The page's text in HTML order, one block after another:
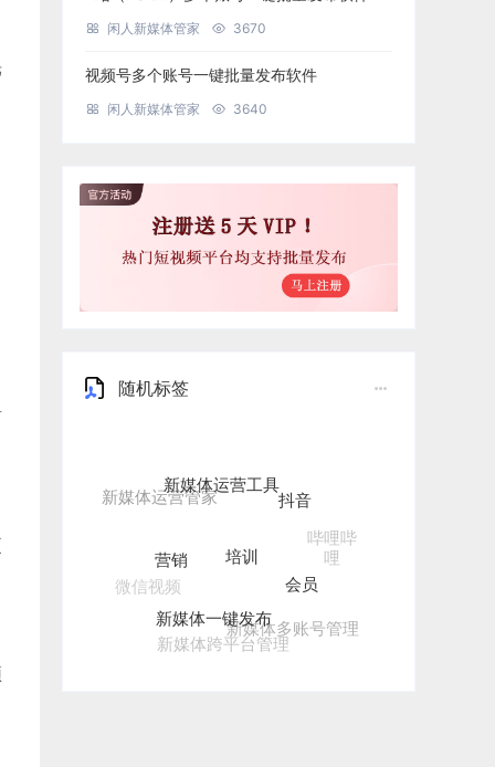
闲人新媒体管家 3670
视频号多个账号一键批量发布软件
闲人新媒体管家 3640
随机标签
抖音
哔哩哔
哩
微信视频
新媒体多账号管理
新媒体跨平台管理
新媒体一键发布